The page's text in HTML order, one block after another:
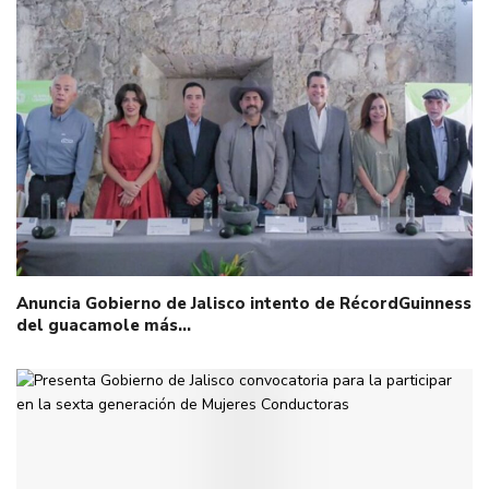
Anuncia Gobierno de Jalisco intento de RécordGuinness
del guacamole más…